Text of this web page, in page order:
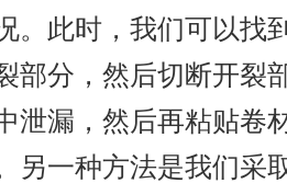
。此时，我们可以找
部分，然后切断开裂
泄漏，然后再粘贴卷
另一种方法是我们采